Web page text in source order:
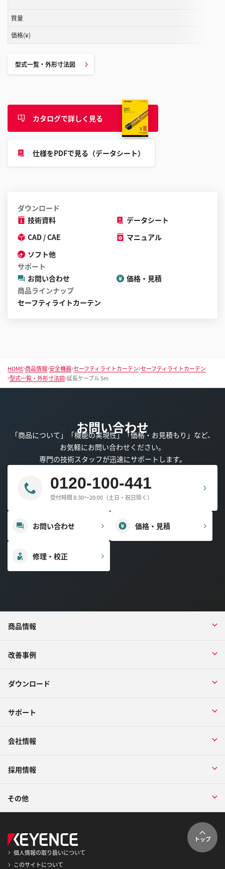
質量
価格(¥)
型式一覧・外形寸法図
カタログで詳しく見る
仕様をPDFで見る（データシート）
ダウンロード
技術資料
データシート
CAD / CAE
マニュアル
ソフト他
サポート
お問い合わせ
価格・見積
商品ラインナップ
セーフティライトカーテン
HOME 商品情報 安全機器 セーフティライトカーテン セーフティライトカーテン
型式一覧・外形寸法図 延長ケーブル 5m
お問い合わせ
「商品について」「機能の実現性」「価格・お見積もり」など、
お気軽にお問い合わせください。
専門の技術スタッフが迅速にサポートします。
0120-100-441
受付時間 8:30～20:00（土日・祝日除く）
お問い合わせ 価格・見積
修理・校正
商品情報
改善事例
ダウンロード
サポート
会社情報
採用情報
その他
トップ
個人情報の取り扱いについて
このサイトについて